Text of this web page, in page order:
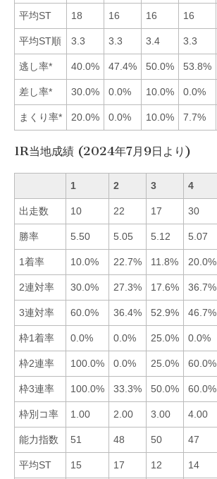
平均ST 18 16 16 16
平均ST順 3.3 3.3 3.4 3.3
逃し率* 40.0% 47.4% 50.0% 53.8%
差し率* 30.0% 0.0% 10.0% 0.0%
まくり率* 20.0% 0.0% 10.0% 7.7%
1R当地成績 (2024年7月9日より)
1 2 3 4
出走数 10 22 17 30
勝率 5.50 5.05 5.12 5.07
1着率 10.0% 22.7% 11.8% 20.0%
2連対率 30.0% 27.3% 17.6% 36.7%
3連対率 60.0% 36.4% 52.9% 46.7%
枠1着率 0.0% 0.0% 25.0% 0.0%
枠2連率 100.0% 0.0% 25.0% 60.0%
枠3連率 100.0% 33.3% 50.0% 60.0%
枠別コ率 1.00 2.00 3.00 4.00
能力指数 51 48 50 47
平均ST 15 17 12 14